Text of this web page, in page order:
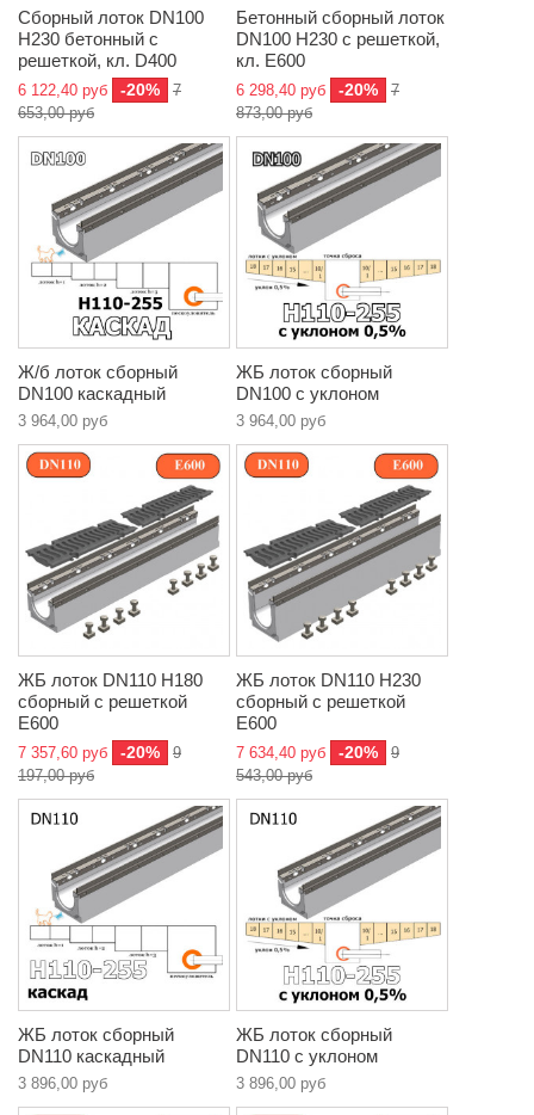
Сборный лоток DN100
H230 бетонный с
решеткой, кл. D400
6 122,40 руб -20%
7
653,00 руб
Бетонный сборный лоток
DN100 H230 с решеткой,
кл. E600
6 298,40 руб -20%
7
873,00 руб
Ж/б лоток сборный
DN100 каскадный
3 964,00 руб
ЖБ лоток сборный
DN100 с уклоном
3 964,00 руб
ЖБ лоток DN110 H180
сборный с решеткой
E600
7 357,60 руб -20%
9
197,00 руб
ЖБ лоток DN110 H230
сборный с решеткой
E600
7 634,40 руб -20%
9
543,00 руб
ЖБ лоток сборный
DN110 каскадный
3 896,00 руб
ЖБ лоток сборный
DN110 с уклоном
3 896,00 руб